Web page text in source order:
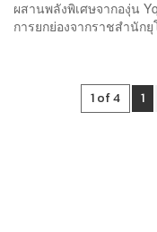
ผสานพลังพิเศษจากองุ่น
การยกย่องจากราชสำนัก
1 of 4 1